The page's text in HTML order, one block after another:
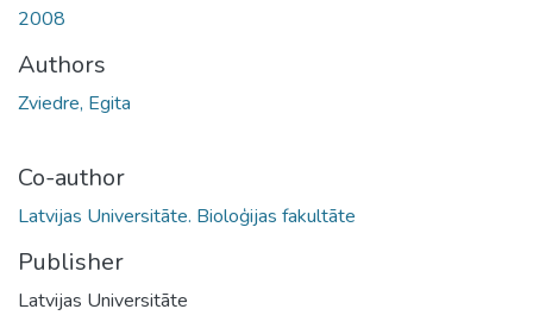
2008
Authors
Zviedre, Egita
Co-author
Latvijas Universitāte. Bioloģijas fakultāte
Publisher
Latvijas Universitāte